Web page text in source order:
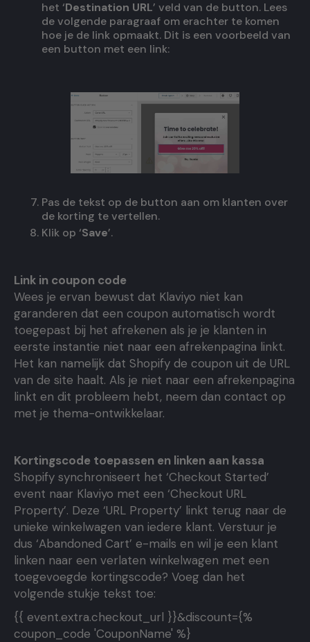
het ‘Destination URL’ veld van de button. Lees
de volgende paragraaf om erachter te komen
hoe je de link opmaakt. Dit is een voorbeeld van
een button met een link:
Pas de tekst op de button aan om klanten over
de korting te vertellen.
Klik op ‘Save’.
Link in coupon code
Wees je ervan bewust dat Klaviyo niet kan
garanderen dat een coupon automatisch wordt
toegepast bij het afrekenen als je je klanten in
eerste instantie niet naar een afrekenpagina linkt.
Het kan namelijk dat Shopify de coupon uit de URL
van de site haalt. Als je niet naar een afrekenpagina
linkt en dit probleem hebt, neem dan contact op
met je thema-ontwikkelaar.
Kortingscode toepassen en linken aan kassa
Shopify synchroniseert het ‘Checkout Started’
event naar Klaviyo met een ‘Checkout URL
Property’. Deze ‘URL Property’ linkt terug naar de
unieke winkelwagen van iedere klant. Verstuur je
dus ‘Abandoned Cart’ e-mails en wil je een klant
linken naar een verlaten winkelwagen met een
toegevoegde kortingscode? Voeg dan het
volgende stukje tekst toe:
{{ event.extra.checkout_url }}&discount={%
coupon_code 'CouponName' %}